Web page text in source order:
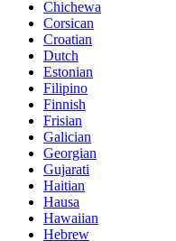
Chichewa
Corsican
Croatian
Dutch
Estonian
Filipino
Finnish
Frisian
Galician
Georgian
Gujarati
Haitian
Hausa
Hawaiian
Hebrew